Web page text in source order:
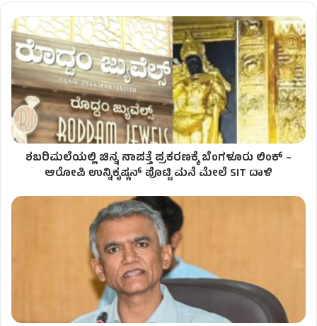
ಶಬರಿಮಲೆಯಲ್ಲಿ ಚಿನ್ನ ನಾಪತ್ತೆ ಪ್ರಕರಣಕ್ಕೆ ಬೆಂಗಳೂರು ಲಿಂಕ್‌ –
ಆರೋಪಿ ಉನ್ನಿಕೃಷ್ಣನ್​​​​​​​ ಪೊಟ್ಟಿ ಮನೆ ಮೇಲೆ SIT ದಾಳಿ